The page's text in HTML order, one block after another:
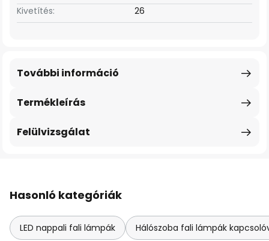
Kivetítés: 26
Termékleírás
További információ
Felülvizsgálat
Hasonló kategóriák
LED nappali fali lámpák Hálószoba fali lámpák